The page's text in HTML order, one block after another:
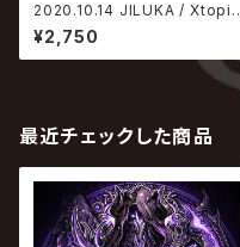
2020.10.14 JILUKA / Xtopia
【通常盤】
¥2,750
最近チェックした商品